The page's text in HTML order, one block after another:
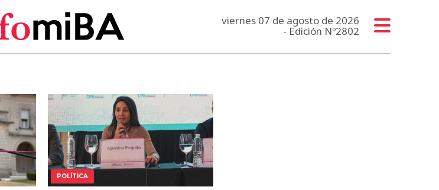
viernes 07 de agosto de 2026
- Edición Nº2802
POLÍTICA